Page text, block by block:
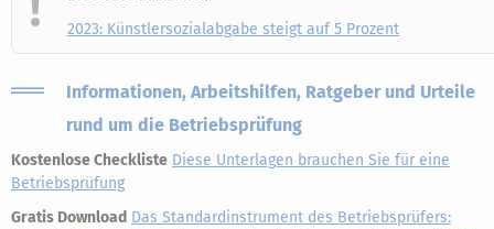
2023: Künstlersozialabgabe steigt auf 5 Prozent
Informationen, Arbeitshilfen, Ratgeber und Urteile
rund um die Betriebsprüfung
Kostenlose Checkliste Diese Unterlagen brauchen Sie für eine
Betriebsprüfung
Gratis Download Das Standardinstrument des Betriebsprüfers: